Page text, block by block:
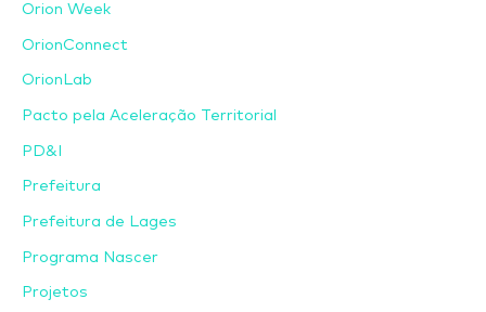
Orion Week
OrionConnect
OrionLab
Pacto pela Aceleração Territorial
PD&I
Prefeitura
Prefeitura de Lages
Programa Nascer
Projetos